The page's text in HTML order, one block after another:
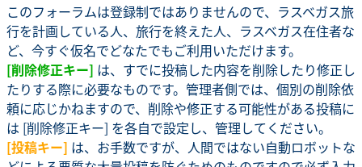
このフォーラムは登録制ではありませんので、ラスベガス旅
行を計画している人、旅行を終えた人、ラスベガス在住者な
ど、今すぐ仮名でどなたでもご利用いただけます。
[削除修正キー] は、すでに投稿した内容を削除したり修正し
たりする際に必要なものです。管理者側では、個別の削除依
頼に応じかねますので、削除や修正する可能性がある投稿に
は [削除修正キー] を各自で設定し、管理してください。
[投稿キー] は、お手数ですが、人間ではない自動ロボットな